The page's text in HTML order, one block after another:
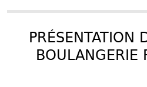
PRÉSENTATION
BOULANGERIE